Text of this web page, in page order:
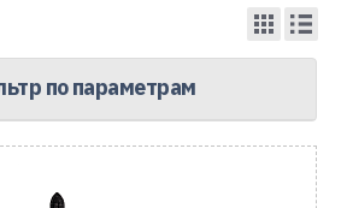
по параметрам